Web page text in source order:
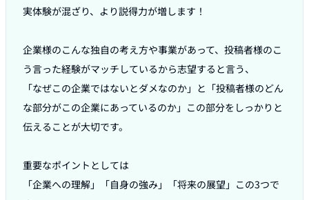
実体験が混ざり、より説得力が増します！
企業様のこんな独自の考え方や事業があって、投稿者様のこ
う言った経験がマッチしているから志望すると言う、
「なぜこの企業ではないとダメなのか」と「投稿者様のどん
な部分がこの企業にあっているのか」この部分をしっかりと
伝えることが大切です。
重要なポイントとしては
「企業への理解」「自身の強み」「将来の展望」この3つで